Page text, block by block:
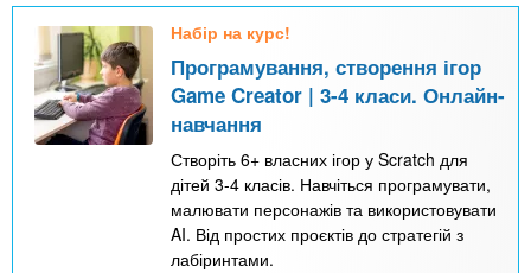
Набір на курс!
Програмування, створення ігор
Game Creator | 3-4 класи. Онлайн-
навчання
Створіть 6+ власних ігор у Scratch для
дітей 3-4 класів. Навчіться програмувати,
малювати персонажів та використовувати
AI. Від простих проєктів до стратегій з
лабіринтами.